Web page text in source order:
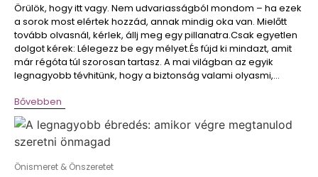
Örülök, hogy itt vagy. Nem udvariasságból mondom – ha ezek
a sorok most elértek hozzád, annak mindig oka van. Mielőtt
tovább olvasnál, kérlek, állj meg egy pillanatra.Csak egyetlen
dolgot kérek: Lélegezz be egy mélyet.És fújd ki mindazt, amit
már régóta túl szorosan tartasz. A mai világban az egyik
legnagyobb tévhitünk, hogy a biztonság valami olyasmi,...
Bővebben
Önismeret & Önszeretet